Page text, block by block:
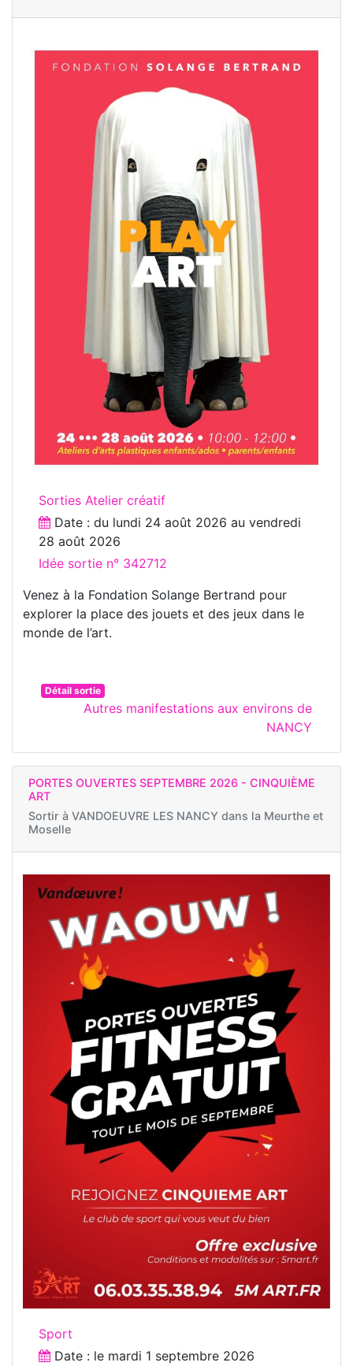
Sorties Atelier créatif
Date : du lundi 24 août 2026 au vendredi
28 août 2026
Idée sortie n° 342712
Venez à la Fondation Solange Bertrand pour
explorer la place des jouets et des jeux dans le
monde de l’art.
Détail sortie
Autres manifestations aux environs de
NANCY
PORTES OUVERTES SEPTEMBRE 2026 - CINQUIÈME
ART
Sortir à VANDOEUVRE LES NANCY dans la Meurthe et
Moselle
Sport
Date : le mardi 1 septembre 2026